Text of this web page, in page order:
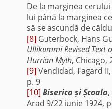
De la marginea
lui până la marginea
să se ascundă de
[8] Guterbock, Hans
Ullikummi Revised Text
Hurrian Myth, Chicago,
[9] Vendidad, Fagard II,
p. 9
[10] Biserica și Școala,
Arad 9/22 iunie 1924,